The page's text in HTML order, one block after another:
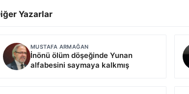
Yazarlar
MUSTAFA ARMAĞAN
İnönü ölüm döşeğinde Yunan
alfabesini saymaya kalkmış